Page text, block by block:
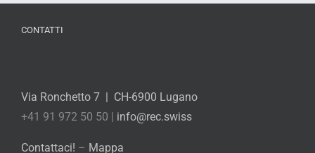
CONTATTI
Via Ronchetto 7 | CH-6900 Lugano
+41 91 972 50 50 | info@rec.swiss
Contattaci! – Mappa